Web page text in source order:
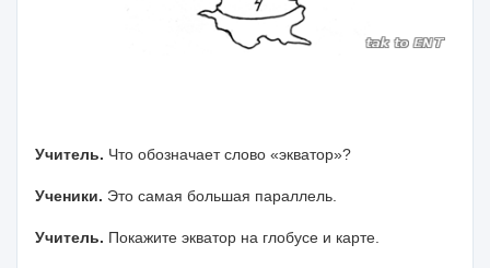
Учитель. Что обозначает слово «экватор»?
Ученики. Это самая большая параллель.
Учитель. Покажите экватор на глобусе и карте.